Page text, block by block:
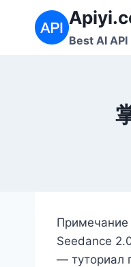
Перейти
содержимомуBest AI
Примечание
Seedance
— туториал